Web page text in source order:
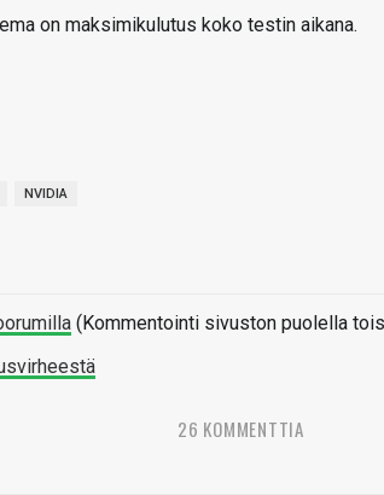
on maksimikulutus koko testin aikana.
NVIDIA
(Kommentointi sivuston puolella
26 KOMMENTTIA